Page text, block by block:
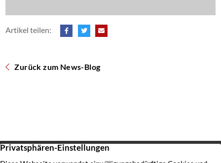
Artikel teilen:
Zurück zum News-Blog